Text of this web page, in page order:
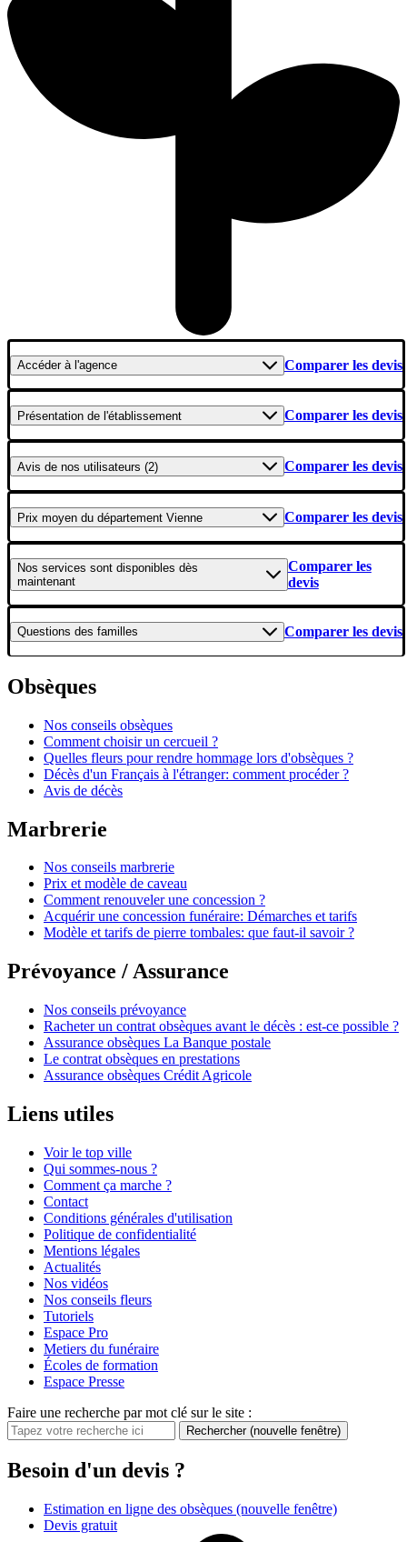
Accéderà l'agence Comparer les devis
Présentation de l'établissement Comparer les devis
Avis de nos utilisateurs (2) Comparer les devis
Prix moyen du département Vienne Comparer les devis
Nos services sont disponibles dès
maintenant
Comparer les
devis
Questions des familles Comparer les devis
Obsèques
Nos conseils obsèques
Comment choisir un cercueil ?
Quelles fleurs pour rendre hommage lors d'obsèques ?
Décès d'un Français à l'étranger: comment procéder ?
Avis de décès
Marbrerie
Nos conseils marbrerie
Prix et modèle de caveau
Comment renouveler une concession ?
Acquérir une concession funéraire: Démarches et tarifs
Modèle et tarifs de pierre tombales: que faut-il savoir ?
Prévoyance / Assurance
Nos conseils prévoyance
Racheter un contrat obsèques avant le décès : est-ce possible ?
Assurance obsèques La Banque postale
Le contrat obsèques en prestations
Assurance obsèques Crédit Agricole
Liens utiles
Voir le top ville
Qui sommes-nous ?
Comment ça marche ?
Contact
Conditions générales d'utilisation
Politique de confidentialité
Mentions légales
Actualités
Nos vidéos
Nos conseils fleurs
Tutoriels
Espace Pro
Metiers du funéraire
Écoles de formation
Espace Presse
Faire une recherche par mot clé sur le site :
Rechercher (nouvelle fenêtre)
Besoin d'un devis ?
Estimation en ligne des obsèques (nouvelle fenêtre)
Devis gratuit